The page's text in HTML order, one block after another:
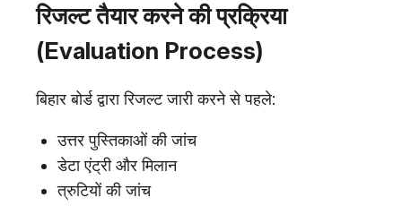
रिजल्ट तैयार करने की प्रक्रिया
(Evaluation Process)
बिहार बोर्ड द्वारा रिजल्ट जारी करने से पहले:
उत्तर पुस्तिकाओं की जांच
डेटा एंट्री और मिलान
त्रुटियों की जांच